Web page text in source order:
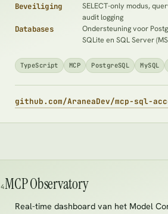
Beveiliging
SELECT-only modus,
audit logging
Databases
Ondersteuning voor
SQLite en SQL Server
TypeScript MCP PostgreSQL MySQL
github.com/AraneaDev/mcp-sql-
MCP Observatory
Real-time dashboard van het Model